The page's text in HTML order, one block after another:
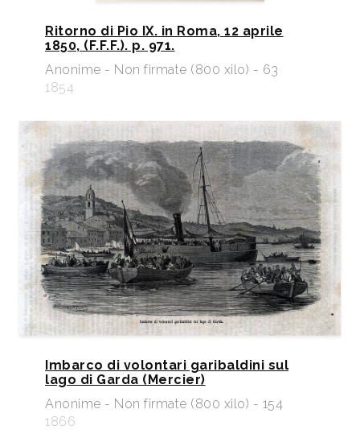
Ritorno di Pio IX. in Roma, 12 aprile
1850, (F.F.F.). p. 971.
Anonime - Non firmate (800 xilo) - 63
1854
Imbarco di volontari garibaldini sul
lago di Garda (Mercier)
Anonime - Non firmate (800 xilo) - 154
1866